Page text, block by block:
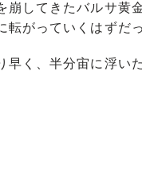
崩してきたバルサ黄
転がっていくはずだっ
く、半分宙に浮い